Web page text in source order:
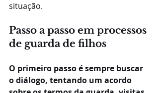
situação.
Passo a passo em processos
de guarda de filhos
O primeiro passo é sempre buscar
o diálogo, tentando um acordo